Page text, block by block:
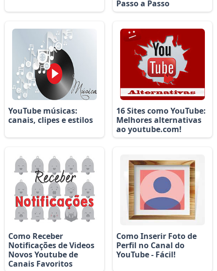
Passo a Passo
YouTube músicas:
canais, clipes e estilos
16 Sites como YouTube:
Melhores alternativas
ao youtube.com!
Como Receber
Notificações de Videos
Novos Youtube de
Canais Favoritos
Como Inserir Foto de
Perfil no Canal do
YouTube - Fácil!